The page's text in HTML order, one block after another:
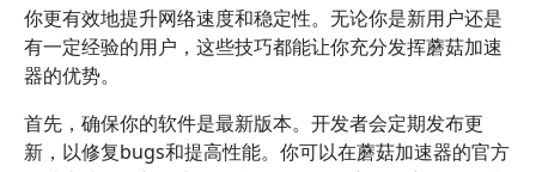
你更有效地提升网络速度和稳定性。无论你是新用户还是
有一定经验的用户，这些技巧都能让你充分发挥蘑菇加速
器的优势。
首先，确保你的软件是最新版本。开发者会定期发布更
新，以修复bugs和提高性能。你可以在蘑菇加速器的官方